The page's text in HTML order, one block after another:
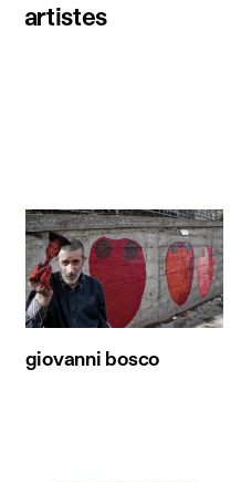
artistes
giovanni bosco